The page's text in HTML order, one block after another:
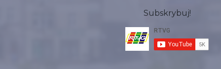
Subskrybuj!